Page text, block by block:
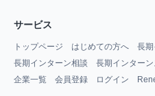
サービス
トップページ はじめての方へ
長
長期インターン相談
長期インターン
企業一覧
会員登録 ログイン